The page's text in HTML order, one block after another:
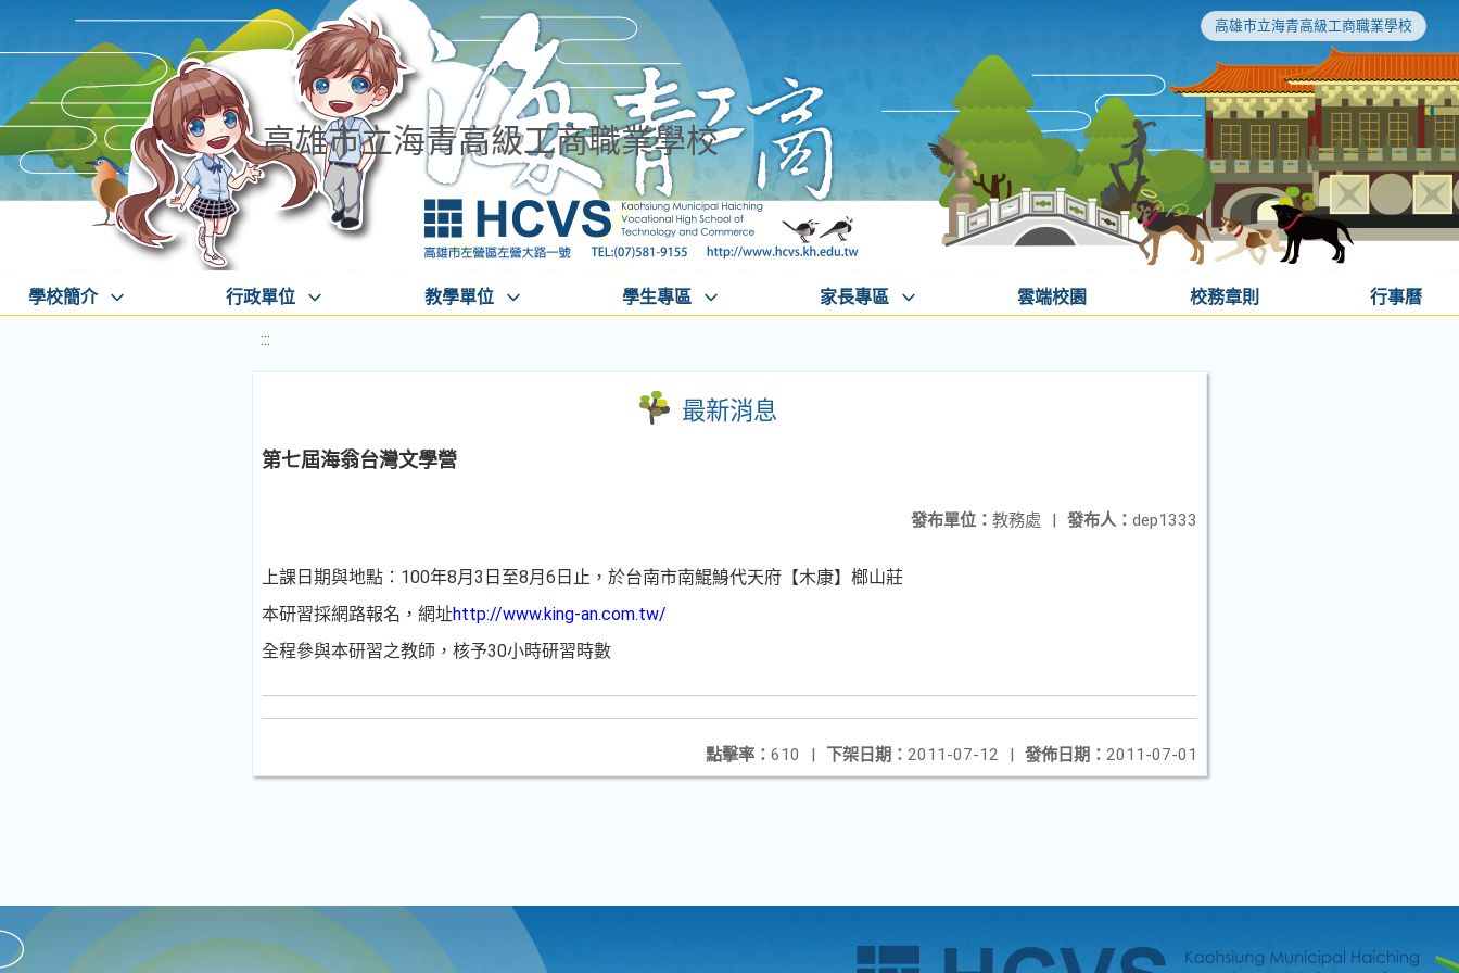
高雄市立海青高級工商職業學校
高雄市立海青高級工商職業學校
學校簡介 行政單位 教學單位 學生專區 家長專區 雲端校園 校務章則 行事曆
:::
最新消息
第七屆海翁台灣文學營
發布人： dep1333
發布單位： 教務處 |
上課日期與地點：100年8月3日至8月6日止，於台南市南鯤鯓代天府【木康】榔山莊
本研習採網路報名，網址http://www.king-an.com.tw/
全程參與本研習之教師，核予30小時研習時數
發佈日期： 2011-07-01
下架日期： 2011-07-12 |
點擊率： 610 |